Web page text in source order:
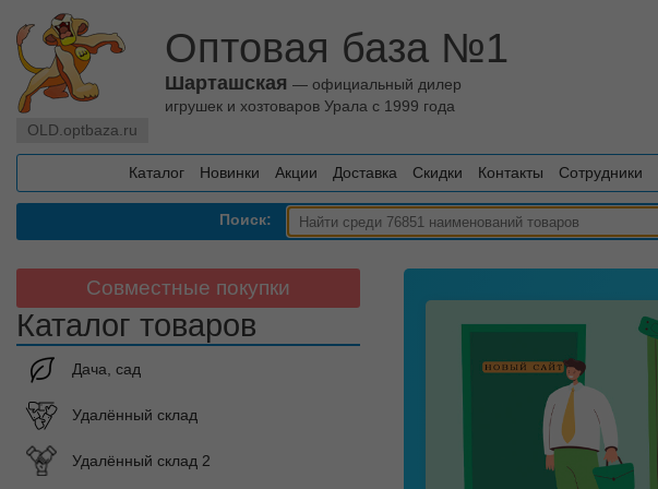
OLD.optbaza.ru
Оптовая база №1
Шарташская — официальный дилер
игрушек и хозтоваров Урала с 1999 года
Каталог Новинки Акции Доставка Скидки Контакты Сотрудники
Поиск:
Совместные покупки
Каталог товаров
Дача, сад
Удалённый склад
Удалённый склад 2